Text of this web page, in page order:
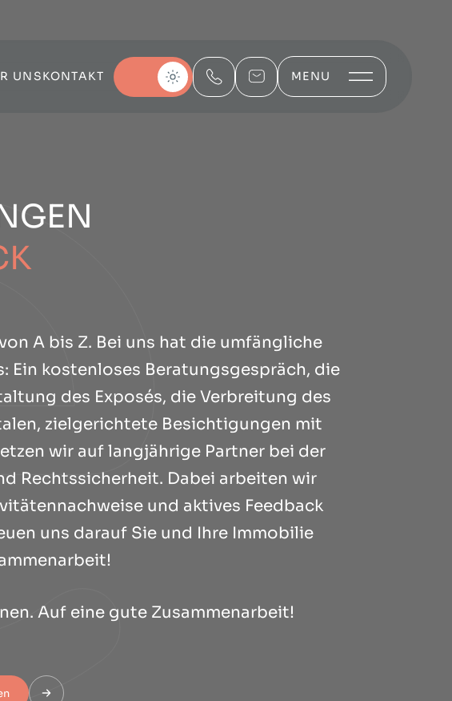
UNSKONTAKT MENU
A bis Z. Bei uns hat die umfängliche
Ein kostenloses Beratungsgespräch, die
des Exposés, die Verbreitung des
zielgerichtete Besichtigungen mit
wir auf langjährige Partner bei der
Rechtssicherheit. Dabei arbeiten wir
und aktives Feedback
uns darauf Sie und Ihre Immobilie
Auf eine gute Zusammenarbeit!